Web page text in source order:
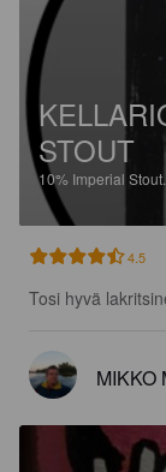
STOUT
10% Imperial Stout.
4.5
Tosi hyvä
MIKKO